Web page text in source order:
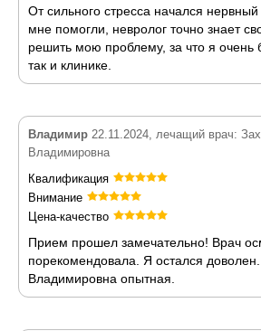
От сильного стресса начался нервный
мне помогли, невролог точно знает
решить мою проблему, за что я очень
так и клинике.
Владимир 22.11.2024, лечащий врач:
Владимировна
Квалификация
Внимание
Цена-качество
Прием прошел замечательно! Врач
порекомендовала. Я остался
Владимировна опытная.